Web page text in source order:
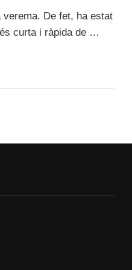
De fet, ha estat
curta i ràpida de …